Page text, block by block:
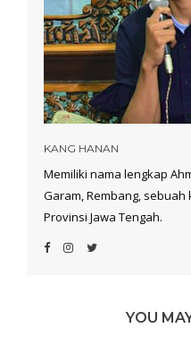
KANG HANAN
Memiliki nama lengkap
Garam, Rembang,
Provinsi Jawa Tengah.
YOU